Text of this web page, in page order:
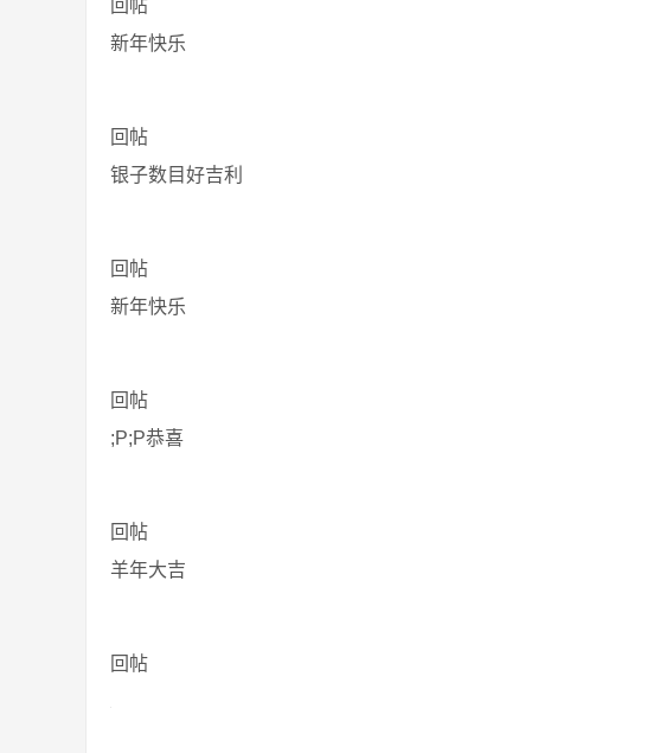
回帖
新年快乐
回帖
银子数目好吉利
回帖
新年快乐
回帖
;P;P恭喜
回帖
羊年大吉
回帖